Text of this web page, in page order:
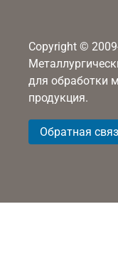
Copyright ©
для обработки
продукция.
Обратная